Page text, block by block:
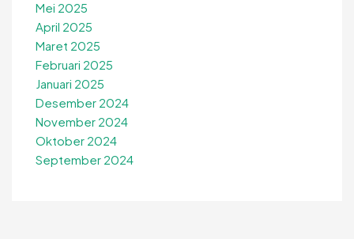
Mei 2025
April 2025
Maret 2025
Februari 2025
Januari 2025
Desember 2024
November 2024
Oktober 2024
September 2024